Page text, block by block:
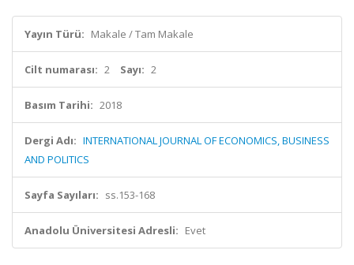
Yayın Türü: Makale / Tam Makale
Cilt numarası: 2 Sayı: 2
Basım Tarihi: 2018
Dergi Adı: INTERNATIONAL JOURNAL OF ECONOMICS, BUSINESS
AND POLITICS
Sayfa Sayıları: ss.153-168
Anadolu Üniversitesi Adresli: Evet